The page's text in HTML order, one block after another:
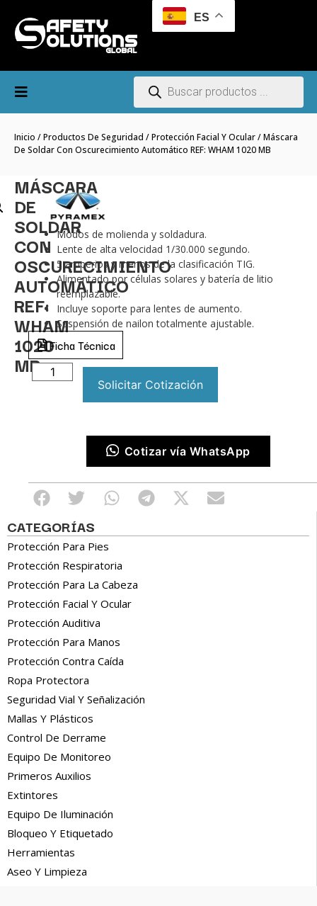
ES
Inicio /Productos De Seguridad /Protección Facial Y Ocular/ Máscara
De Soldar Con Oscurecimiento Automático REF: WHAM 1020 MB
CATEGORÍAS
Protección Para Pies
Protección Respiratoria
Protección Para La Cabeza
Protección Facial Y Ocular
Protección Auditiva
Protección Para Manos
Protección Contra Caída
Ropa Protectora
Seguridad Vial Y Señalización
Mallas Y Plásticos
Control De Derrame
Equipo De Monitoreo
Primeros Auxilios
Extintores
Equipo De Iluminación
Bloqueo Y Etiquetado
Herramientas
Aseo Y Limpieza
MÁSCARA
DE
SOLDAR
CON
OSCURECIMIENTO
AUTOMÁTICO
REF:
WHAM
1020
MB
Modos de molienda y soldadura.
Lente de alta velocidad 1/30.000 segundo.
5 amperios y menos de la clasificación TIG.
Alimentado por células solares y batería de litio
reemplazable.
Incluye soporte para lentes de aumento.
Suspensión de nailon totalmente ajustable.
Ficha Técnica
Solicitar Cotización
Cotizar vía WhatsApp